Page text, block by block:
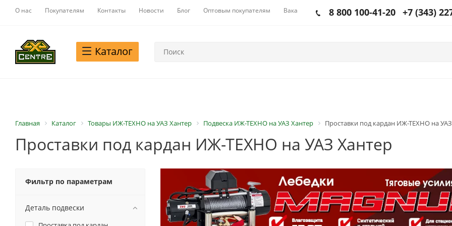
О нас Покупателям Контакты Новости Блог Оптовым покупателям Вакансии 8 800 100-41-20 +7 (343)
Каталог
Главная Каталог Товары ИЖ-ТЕХНО на УАЗ Хантер Подвеска ИЖ-ТЕХНО на УАЗ Хантер Проставки под кардан ИЖ-ТЕХНО на
Проставки под кардан ИЖ-ТЕХНО на УАЗ Хантер
Фильтр по параметрам
Деталь подвески